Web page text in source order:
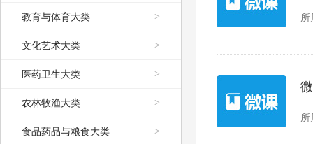
教育与体育大类 >
文化艺术大类 >
医药卫生大类 >
农林牧渔大类 >
食品药品与粮食大类 >
所
所